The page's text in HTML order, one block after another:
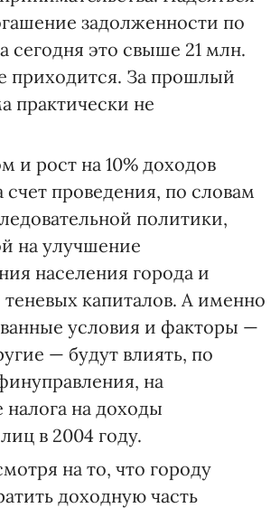
задолженности по
сегодня это свыше 21 млн.
приходится. За прошлый
практически не
и рост на 10% доходов
счет проведения, по словам
политики,
на улучшение
населения города и
теневых капиталов. А именно
условия и факторы —
— будут влиять, по
на
налога на доходы
в 2004 году.
на то, что городу
доходную часть